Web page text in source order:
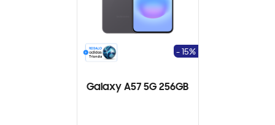
Galaxy A57 5G 256GB
- 15%